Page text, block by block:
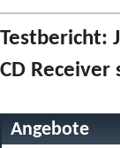
Testbericht:
CD Receiver
Angebote